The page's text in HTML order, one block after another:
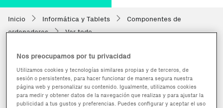
Inicio Informática y Tablets
Componentes de
ordenadores
Ver todo
Nos preocupamos por tu privacidad
Utilizamos cookies y tecnologías similares propias y de terceros, de
sesión o persistentes, para hacer funcionar de manera segura nuestra
página web y personalizar su contenido. Igualmente, utilizamos cookies
para medir y obtener datos de la navegación que realizas y para ajustar la
publicidad a tus gustos y preferencias. Puedes configurar y aceptar el uso